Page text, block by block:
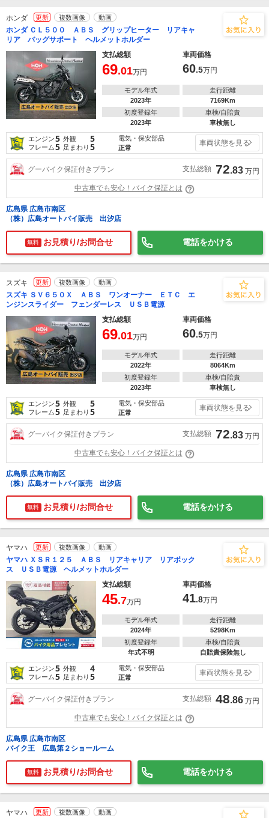
ホンダ 更新 複数画像 動画
ホンダ ＣＬ５００ ＡＢＳ グリップヒーター リアキャ
リア バッグサポート ヘルメットホルダー
支払総額
車両価格
69.01万円 60.5万円
モデル年式
2023年
走行距離
7169Km
初度登録年
2023年
車検/自賠責
車検無し
エンジン5 外観 5
フレーム5 足まわり 5
電気・保安部品
正常
車両状態を見る
グーバイク保証付きプラン 支払総額 72.83 万円
中古車でも安心！バイク保証とは
広島県 広島市南区
（株）広島オートバイ販売 出汐店
無料 お見積り/お問合せ 電話をかける
スズキ 更新 複数画像 動画
スズキ ＳＶ６５０Ｘ ＡＢＳ ワンオーナー ＥＴＣ エ
ンジンスライダー フェンダーレス ＵＳＢ電源
支払総額
車両価格
69.01万円 60.5万円
モデル年式
2022年
走行距離
8064Km
初度登録年
2023年
車検/自賠責
車検無し
エンジン5 外観 5
フレーム5 足まわり 5
電気・保安部品
正常
車両状態を見る
グーバイク保証付きプラン 支払総額 72.83 万円
中古車でも安心！バイク保証とは
広島県 広島市南区
（株）広島オートバイ販売 出汐店
無料 お見積り/お問合せ 電話をかける
ヤマハ 更新 複数画像 動画
ヤマハ ＸＳＲ１２５ ＡＢＳ リアキャリア リアボック
ス ＵＳＢ電源 ヘルメットホルダー
支払総額
車両価格
45.7万円 41.8万円
モデル年式
2024年
走行距離
5298Km
初度登録年
年式不明
車検/自賠責
自賠責保険無し
エンジン5 外観 4
フレーム5 足まわり 5
電気・保安部品
正常
車両状態を見る
グーバイク保証付きプラン 支払総額 48.86 万円
中古車でも安心！バイク保証とは
広島県 広島市南区
バイク王 広島第２ショールーム
無料 お見積り/お問合せ 電話をかける
ヤマハ 更新 複数画像 動画